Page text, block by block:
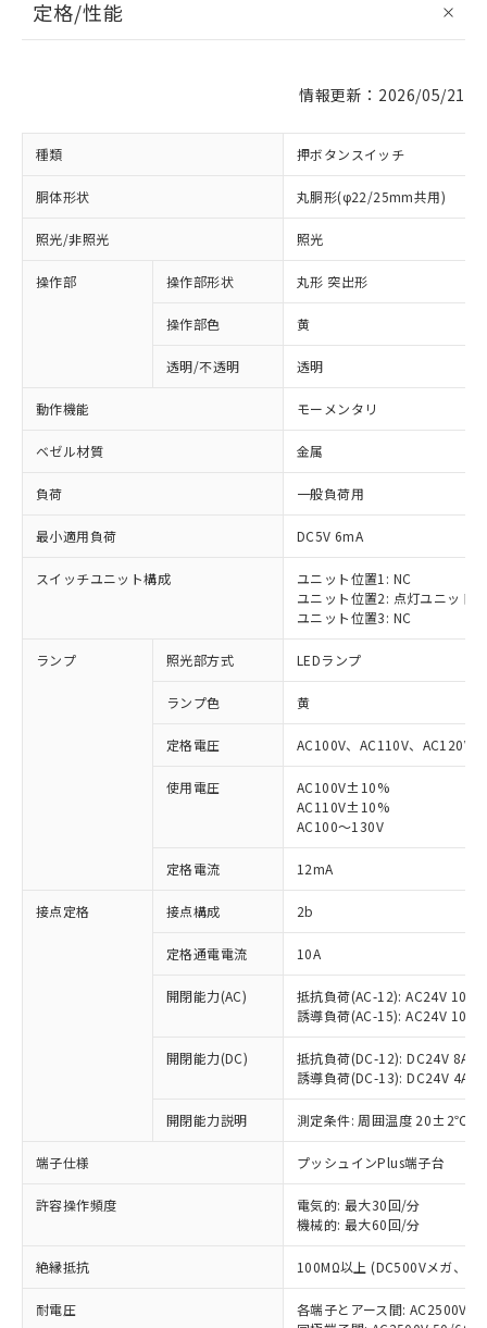
定格/性能
情報更新：2026/05/21
種類 押ボタンスイッチ
胴体形状 丸胴形(φ22/25mm共用)
照光/非照光 照光
操作部 操作部形状 丸形 突出形
操作部色 黄
透明/不透明 透明
動作機能 モーメンタリ
ベゼル材質 金属
負荷 一般負荷用
最小適用負荷 DC5V 6mA
スイッチユニット構成
ユニット位置1: NC
ユニット位置2: 点灯ユニット
ユニット位置3: NC
ランプ 照光部方式 LEDランプ
ランプ色 黄
定格電圧 AC100V、AC110V、AC120V
使用電圧
AC100V±10%
AC110V±10%
AC100～130V
定格電流 12mA
接点定格 接点構成 2b
定格通電電流 10A
開閉能力(AC)
抵抗負荷(AC-12): AC24V 10A/
誘導負荷(AC-15): AC24V
開閉能力(DC)
抵抗負荷(DC-12): DC24V 8A/
誘導負荷(DC-13): DC24V 4A/
開閉能力説明 測定条件: 周囲温度 20±2℃、
端子仕様 プッシュインPlus端子台
許容操作頻度
電気的: 最大30回/分
機械的: 最大60回/分
絶縁抵抗 100MΩ以上 (DC500Vメガ、点
耐電圧
各端子とアース間: AC2500V
ご利用条件
以下の条件をお読みいただき、同意のうえ
本サービスは、当社制御機器事業取扱
商品の当社在庫状況および標準価格
(税抜)を提供させていただくもので
当社制御機器事業取扱商品の中には、
本サービスの対象外となる商品もある
ことをご了承ください。
在庫状況および標準価格照会結果は、
記載している更新日時点での社内デー
タに基づき作成されるものであり、閲
準価格とは異なる場合があることをご
対応済み：EU RoHS指令（10物質）の
非含有に対応した製品が提供可能な商品で
対応予定：EU RoHS指令（10物質）の非含
有に対応した製品に切り替える予定のある
対応予定なし：EU RoHS指令（10物質）の
非含有に非対応の商品で、対応品を出す予
調査・確認中：EU RoHS指令（10物質）の
非含有の対応状況を調査中または確認中の
非該当品：ライセンス料など無形物で、有
害物質有無と関係のない商品です。
仕入先様の事情により、非含有部品として
いたものが、含有品と判明した場合などや
むを得ず変更することがあります。
*EU RoHS指令（10物質）：
鉛(Pb) 1000ppm以下、 水銀(Hg) 1000ppm以下、 カド
六価クロム(Cr(Ⅵ)) 1000ppm以下、ポリ臭化ビフェニル
「○」：最大均質材料含有率が中国RoHSの
基準値以下であることを示します。
「×」：最大均質材料含有率が中国RoHSの
基準値を超えていることを示します。
「－」：未確認です。当社販売部門へお問
当社は、これら貴社製品のうち、外国
為替および外国貿易法に定める商品
（以下｢規制貨物等」という）を輸出
または国外への提供する場合は、日本
国政府の輸出許可(または役務取引許
可)を取得するなどの必要な手続きを